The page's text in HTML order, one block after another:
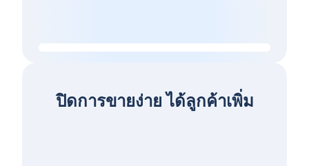
ปิดการขายง่าย ได้ลูกค้าเพิ่ม